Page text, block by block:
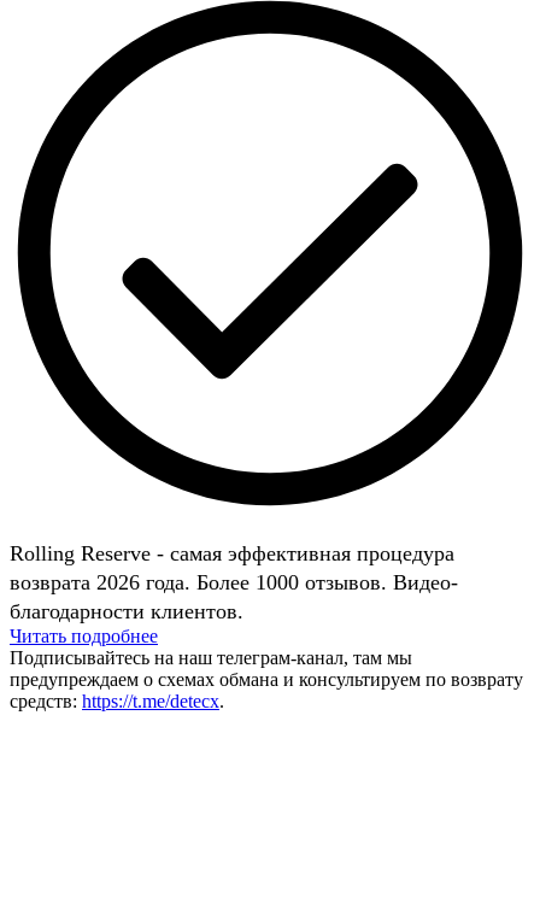
Rolling Reserve - самая эффективная процедура
возврата 2026 года. Более 1000 отзывов. Видео-
благодарности клиентов.
Читать подробнее
Подписывайтесь на наш телеграм-канал, там мы
предупреждаем о схемах обмана и консультируем по возврату
средств: https://t.me/detecx.